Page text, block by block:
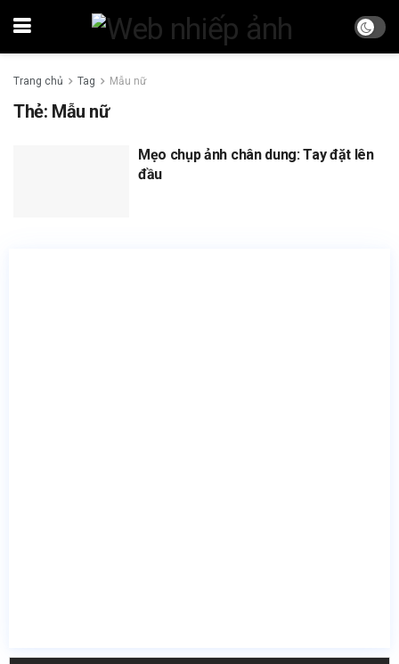
Trang chủ Tag Mẫu nữ
Thẻ: Mẫu nữ
Mẹo chụp ảnh chân dung: Tay đặt lên
đầu